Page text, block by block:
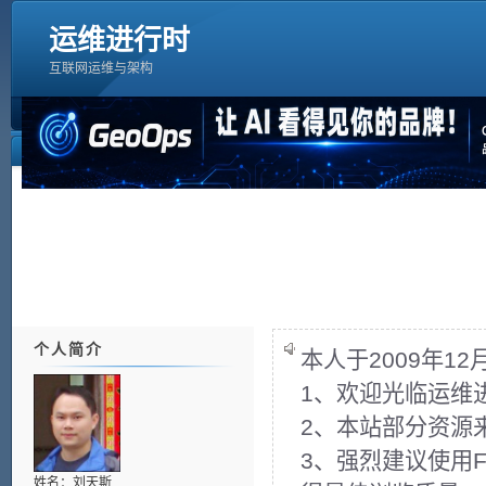
运维进行时
互联网运维与架构
本人于2009年12
1、欢迎光临运维
2、本站部分资源
3、强烈建议使用
个人简介
姓名：刘天斯